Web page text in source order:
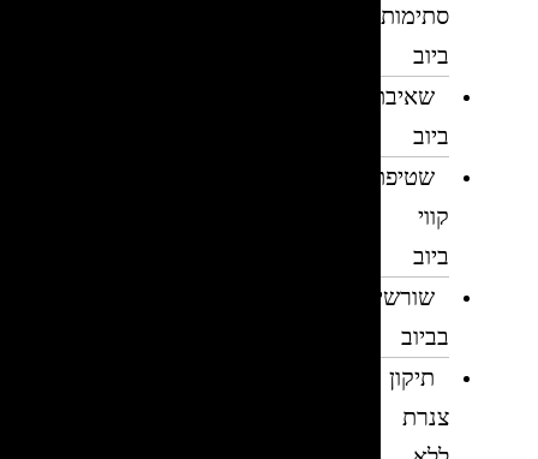
סתימות
ביוב
שאיבת
ביוב
שטיפת
קווי
ביוב
שורשים
בביוב
תיקון
צנרת